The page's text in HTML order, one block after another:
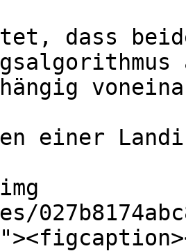
dass
einer